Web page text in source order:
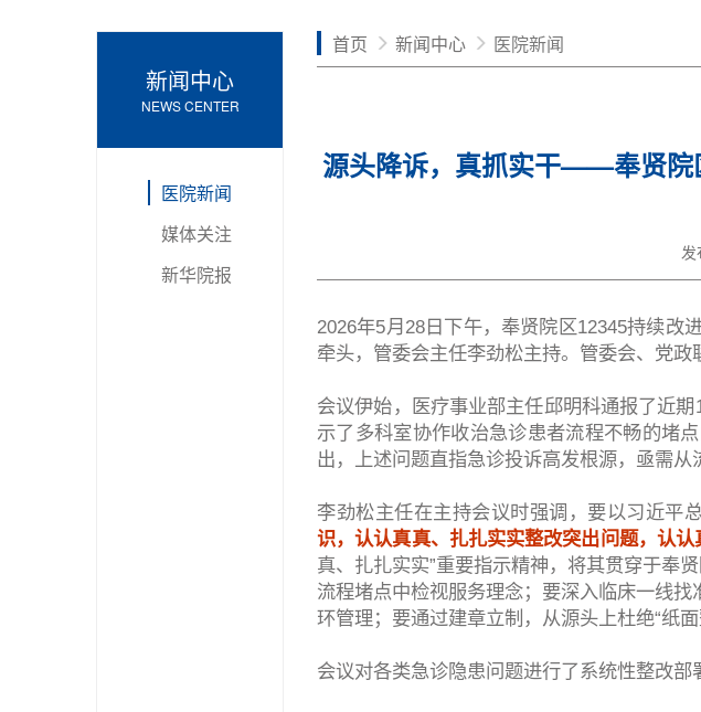
新闻中心
NEWS CENTER
医院新闻
媒体关注
新华院报
首页 新闻中心 医院新闻
源头降诉，真抓实干——奉贤院
发
2026年5月28日下午，奉贤院区12345持续改
牵头，管委会主任李劲松主持。管委会、党
会议伊始，医疗事业部主任邱明科通报了近
示了多科室协作收治急诊患者流程不畅的堵
出，上述问题直指急诊投诉高发根源，亟需从
李劲松主任在主持会议时强调，要以习近平
识，认认真真、扎扎实实整改突出问题，认
真、扎扎实实”重要指示精神，将其贯穿于奉
流程堵点中检视服务理念；要深入临床一线
环管理；要通过建章立制，从源头上杜绝“纸
会议对各类急诊隐患问题进行了系统性整改部